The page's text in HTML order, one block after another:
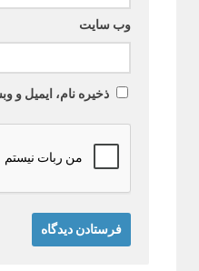
وب‌ سایت
ذخیره نام، ایمیل و